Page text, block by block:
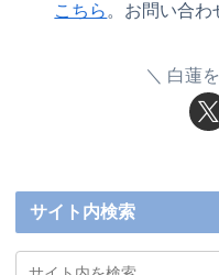
こちら。お問い合わ
白蓮
サイト内検索